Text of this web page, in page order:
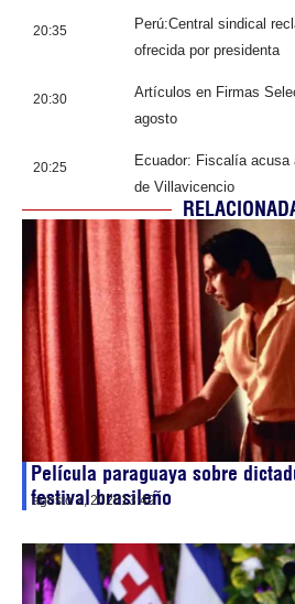
20:35
Perú:Central sindical
ofrecida por presidenta
20:30
Artículos en Firmas
agosto
20:25
Ecuador: Fiscalía
de Villavicencio
Película paraguaya sobre
festival brasileño
agosto 2, 202613:49